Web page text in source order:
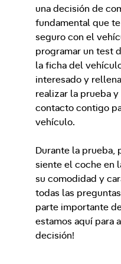
una decisión de
fundamental que
seguro con el
programar un test
la ficha del
interesado y
realizar la prueba
contacto contigo
vehículo.
Durante la prueba,
siente el coche en
su comodidad y
todas las preguntas
parte importante
estamos aquí para
decisión!